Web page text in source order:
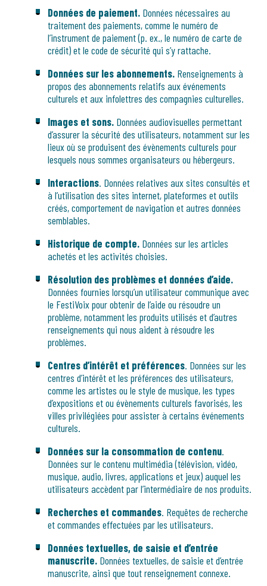
Données de paiement. Données nécessaires au
traitement des paiements, comme le numéro de
l’instrument de paiement (p. ex., le numéro de carte de
crédit) et le code de sécurité qui s’y rattache.
Données sur les abonnements. Renseignements à
propos des abonnements relatifs aux événements
culturels et aux infolettres des compagnies culturelles.
Images et sons. Données audiovisuelles permettant
d’assurer la sécurité des utilisateurs, notamment sur les
lieux où se produisent des évènements culturels pour
lesquels nous sommes organisateurs ou hébergeurs.
Interactions. Données relatives aux sites consultés et
à l’utilisation des sites internet, plateformes et outils
créés, comportement de navigation et autres données
semblables.
Historique de compte. Données sur les articles
achetés et les activités choisies.
Résolution des problèmes et données d’aide.
Données fournies lorsqu’un utilisateur communique avec
le FestiVoix pour obtenir de l’aide ou résoudre un
problème, notamment les produits utilisés et d’autres
renseignements qui nous aident à résoudre les
problèmes.
Centres d’intérêt et préférences. Données sur les
centres d’intérêt et les préférences des utilisateurs,
comme les artistes ou le style de musique, les types
d’expositions et ou évènements culturels favorisés, les
villes privilégiées pour assister à certains événements
culturels.
Données sur la consommation de contenu.
Données sur le contenu multimédia (télévision, vidéo,
musique, audio, livres, applications et jeux) auquel les
utilisateurs accèdent par l’intermédiaire de nos produits.
Recherches et commandes. Requêtes de recherche
et commandes effectuées par les utilisateurs.
Données textuelles, de saisie et d’entrée
manuscrite. Données textuelles, de saisie et d’entrée
manuscrite, ainsi que tout renseignement connexe.